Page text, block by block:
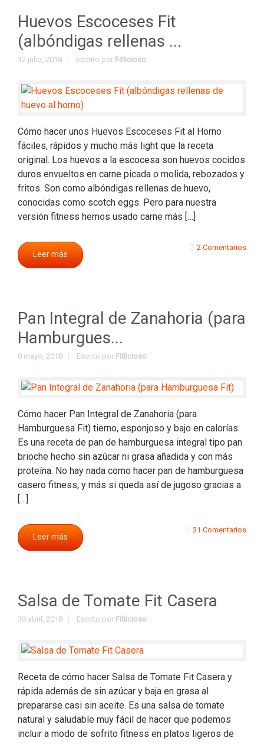
Huevos Escoceses Fit
(albóndigas rellenas ...
12 julio, 2018 Escrito por Fitlicioso
Cómo hacer unos Huevos Escoceses Fit al Horno
fáciles, rápidos y mucho más light que la receta
original. Los huevos a la escocesa son huevos cocidos
duros envueltos en carne picada o molida, rebozados y
fritos. Son como albóndigas rellenas de huevo,
conocidas como scotch eggs. Pero para nuestra
versión fitness hemos usado carne más […]
Leer más
2 Comentarios
Pan Integral de Zanahoria (para
Hamburgues...
8 mayo, 2018 Escrito por Fitlicioso
Cómo hacer Pan Integral de Zanahoria (para
Hamburguesa Fit) tierno, esponjoso y bajo en calorías.
Es una receta de pan de hamburguesa integral tipo pan
brioche hecho sin azúcar ni grasa añadida y con más
proteína. No hay nada como hacer pan de hamburguesa
casero fitness, y más si queda así de jugoso gracias a
[…]
Leer más
31 Comentarios
Salsa de Tomate Fit Casera
30 abril, 2018 Escrito por Fitlicioso
Receta de cómo hacer Salsa de Tomate Fit Casera y
rápida además de sin azúcar y baja en grasa al
prepararse casi sin aceite. Es una salsa de tomate
natural y saludable muy fácil de hacer que podemos
incluir a modo de sofrito fitness en platos ligeros de